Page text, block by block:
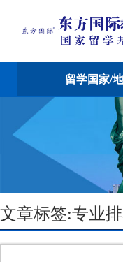
留学国家/
文章标签:专业
··